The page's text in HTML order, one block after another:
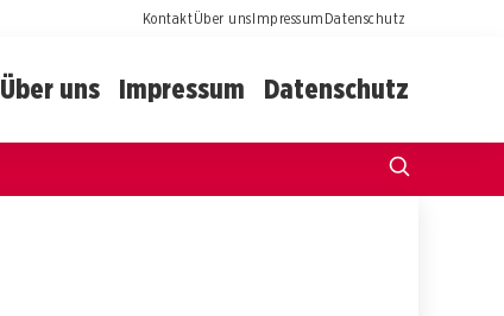
KontaktÜber unsImpressumDatenschutz
Über uns Impressum Datenschutz